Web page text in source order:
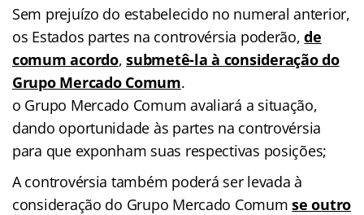
Sem prejuízo do estabelecido no numeral anterior,
os Estados partes na controvérsia poderão,de
comum acordo,submetê-la à consideração do
Grupo Mercado Comum.
o Grupo Mercado Comum avaliará a situação,
dando oportunidade às partes na controvérsia
para que exponham suas respectivas posições;
A controvérsia também poderá ser levada à
consideração do Grupo Mercado Comumse outro